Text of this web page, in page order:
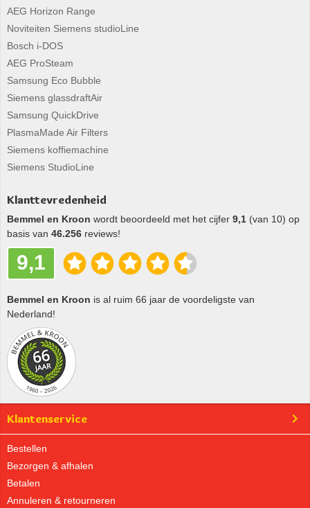
AEG Horizon Range
Noviteiten Siemens studioLine
Bosch i-DOS
AEG ProSteam
Samsung Eco Bubble
Siemens glassdraftAir
Samsung QuickDrive
PlasmaMade Air Filters
Siemens koffiemachine
Siemens StudioLine
Klanttevredenheid
Bemmel en Kroon wordt beoordeeld met het cijfer 9,1 (van 10) op
basis van 46.256 reviews!
9,1
Bemmel en Kroon is al ruim 66 jaar de voordeligste van
Nederland!
Klantenservice
Bestellen
Bezorgen & afhalen
Betalen
Annuleren & retourneren